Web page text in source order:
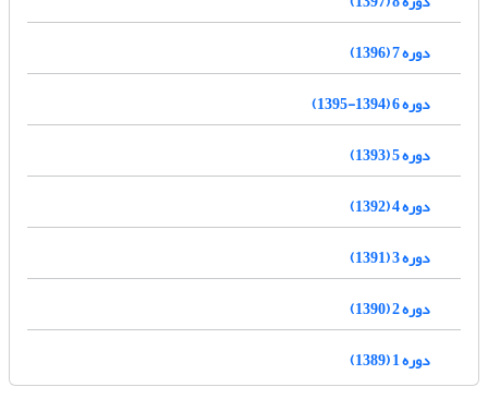
دوره 7 (1396)
دوره 6 (1394-1395)
دوره 5 (1393)
دوره 4 (1392)
دوره 3 (1391)
دوره 2 (1390)
دوره 1 (1389)